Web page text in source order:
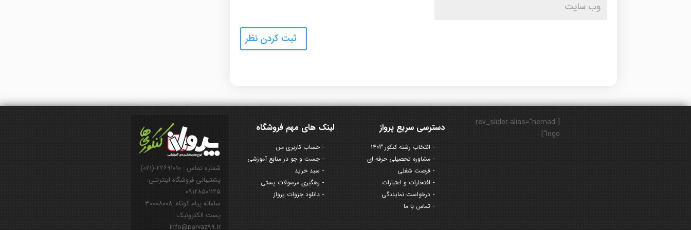
شماره تماس : ۲۲۶۹۱۰۱۰-(۰۲۱)
پشتیبانی فروشگاه اینترنتی:
۰۹۱۲۸۵۰۱۱۲۵
سامانه پیام کوتاه: ۳۰۰۰۸۰۰۸
پست الکترونیک:
info@parvaz99.ir
لینک های مهم فروشگاه
حساب کاربری من
جست و جو در منابع آموزشی
سبد خرید
رهگیری مرسولات پستی
دانلود جزوات پرواز
دسترسی سریع پرواز
انتخاب رشته کنکور 1403
مشاوره تحصیلی حرفه ای
فرصت شغلی
افتخارات و اعتبارات
درخواست نمایندگی
تماس با ما
[rev_slider alias="nemad-
logo"]